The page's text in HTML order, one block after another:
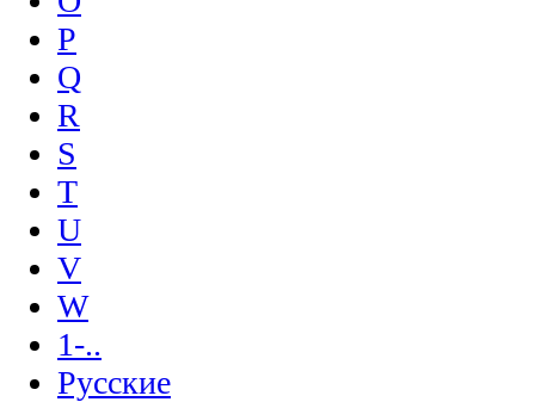
P
Q
R
S
T
U
V
W
1-..
Русские